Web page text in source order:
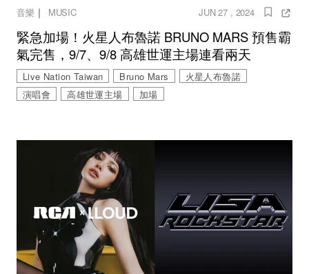
音樂 ｜ MUSIC JUN 27 , 2024
緊急加場！火星人布魯諾 BRUNO MARS 預售霸
氣完售，9/7、9/8 高雄世運主場連看兩天
Live Nation Taiwan Bruno Mars
火星人布魯諾
演唱會
高雄世運主場 加場